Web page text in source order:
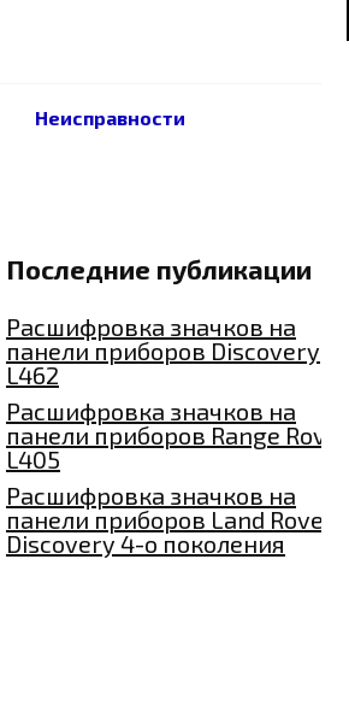
Неисправности
Последние публикации
Расшифровка значков на
панели приборов Discovery
L462
Расшифровка значков на
панели приборов Range Rover
L405
Расшифровка значков на
панели приборов Land Rover
Discovery 4-о поколения